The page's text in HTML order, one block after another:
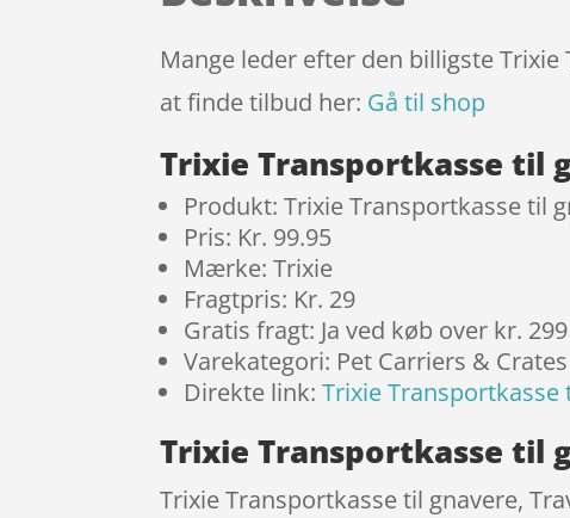
Mange leder efter den billigste
at finde tilbud her: Gå til shop
Trixie Transportkasse til
Produkt: Trixie Transportkasse til
Pris: Kr. 99.95
Mærke: Trixie
Fragtpris: Kr. 29
Gratis fragt: Ja ved køb over kr. 299
Varekategori: Pet Carriers & Crates
Direkte link:Trixie Transportkasse
Trixie Transportkasse til
Trixie Transportkasse til gnavere,